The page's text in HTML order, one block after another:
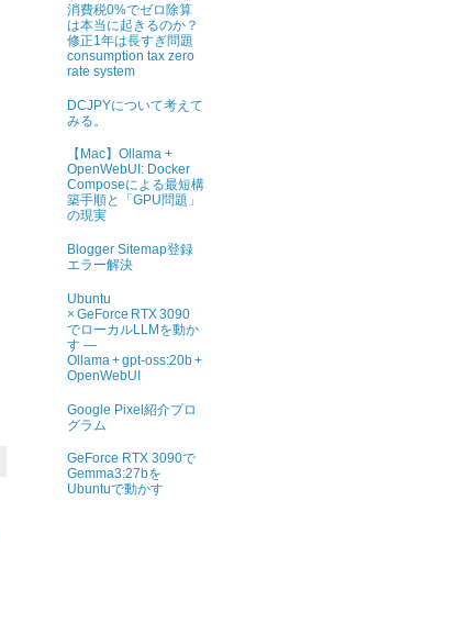
消費税0%でゼロ除算
は本当に起きるのか？
修正1年は長すぎ問題
consumption tax zero
rate system
DCJPYについて考えて
みる。
【Mac】Ollama +
OpenWebUI: Docker
Composeによる最短構
築手順と「GPU問題」
の現実
Blogger Sitemap登録
エラー解決
Ubuntu
× GeForce RTX 3090
でローカルLLMを動か
す ―
Ollama + gpt‑oss:20b +
OpenWebUI
Google Pixel紹介プロ
グラム
GeForce RTX 3090で
Gemma3:27bを
Ubuntuで動かす